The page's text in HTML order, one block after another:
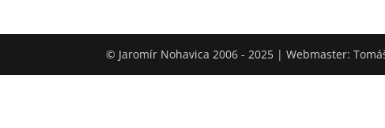
© Jaromír Nohavica 2006 - 2025 | Webmaster: